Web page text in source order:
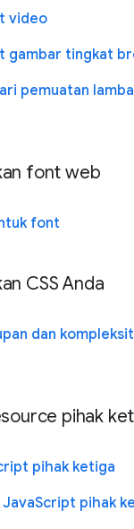
video
gambar tingkat
pemuatan
font web
font
CSS Anda
dan
pihak
pihak ketiga
pihak